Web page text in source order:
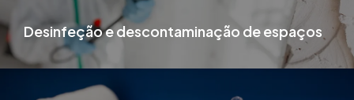
Desinfeção e descontaminação de espaços